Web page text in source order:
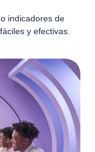
indicadores de
y efectivas.